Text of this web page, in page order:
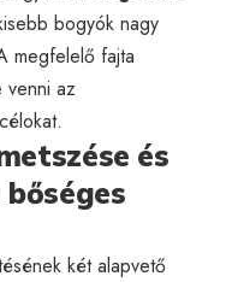
bogyók nagy
megfelelő fajta
venni az
és
két alapvető